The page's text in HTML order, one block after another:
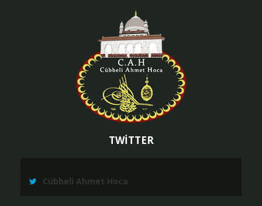
TWİTTER
Cübbeli Ahmet Hoca